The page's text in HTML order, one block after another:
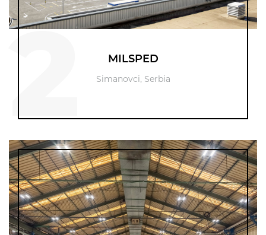
MILSPED
Simanovci, Serbia
2